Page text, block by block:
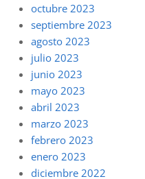
octubre 2023
septiembre 2023
agosto 2023
julio 2023
junio 2023
mayo 2023
abril 2023
marzo 2023
febrero 2023
enero 2023
diciembre 2022